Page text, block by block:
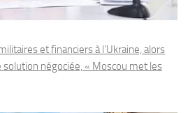
et financiers à l’Ukraine, alors
négociée, « Moscou met les